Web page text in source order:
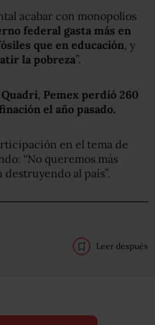
acabar con monopolios
federal gasta más en
que en educación , y
la pobreza”.
Pemex perdió 260
el año pasado.
en el tema de
“No queremos más
al país”.
Leer después